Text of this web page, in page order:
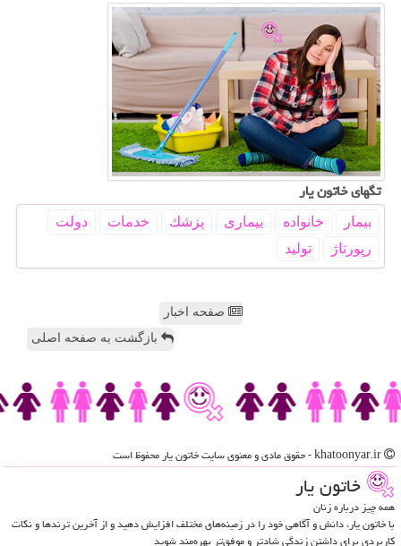
تگهای خاتون یار
بیمار خانواده بیماری پزشك خدمات
دولت
رپورتاژ
تولید
صفحه اخبار
بازگشت به صفحه اصلی
خاتون یار
همه چیز درباره زنان
با خاتون یار، دانش و آگاهی خود را در زمینه‌های مختلف افزایش دهید و از آخرین ترندها و نکات
کاربردی برای داشتن زندگی شادتر و موفق‌تر بهره‌مند شوید